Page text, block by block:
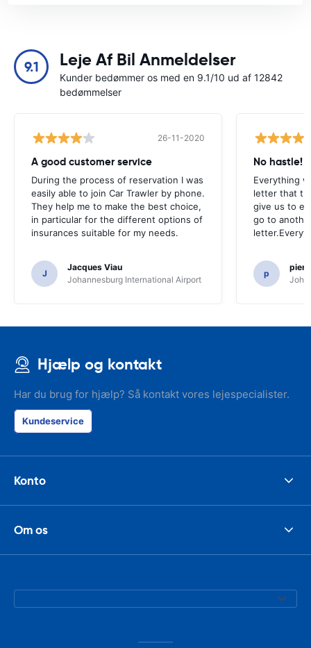
9.1 Leje Af Bil Anmeldelser
Kunder bedømmer os med en 9.1/10 ud af 12842
bedømmelser
26-11-2020
A good customer service
During the process of reservation I was
easily able to join Car Trawler by phone.
They help me to make the best choice,
in particular for the different options of
insurances suitable for my needs.
J
Jacques Viau
Johannesburg International Airport
No hastle!
Everything
letter that
give us to
go to
p
Hjælp og kontakt
Har du brug for hjælp? Så kontakt vores lejespecialister.
Kundeservice
Konto
Om os